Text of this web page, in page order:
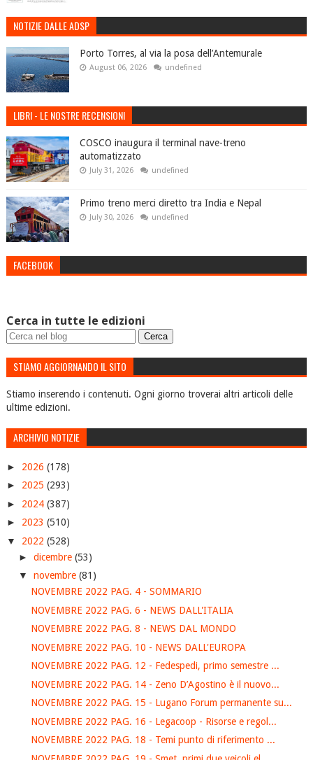
NOTIZIE DALLE ADSP
Porto Torres, al via la posa dell’Antemurale
August 06, 2026 undefined
LIBRI - LE NOSTRE RECENSIONI
COSCO inaugura il terminal nave-treno
automatizzato
July 31, 2026 undefined
Primo treno merci diretto tra India e Nepal
July 30, 2026 undefined
FACEBOOK
Cerca in tutte le edizioni
STIAMO AGGIORNANDO IL SITO
Stiamo inserendo i contenuti. Ogni giorno troverai altri articoli delle
ultime edizioni.
ARCHIVIO NOTIZIE
► 2026 (178)
► 2025 (293)
► 2024 (387)
► 2023 (510)
▼ 2022 (528)
► dicembre (53)
▼ novembre (81)
NOVEMBRE 2022 PAG. 4 - SOMMARIO
NOVEMBRE 2022 PAG. 6 - NEWS DALL'ITALIA
NOVEMBRE 2022 PAG. 8 - NEWS DAL MONDO
NOVEMBRE 2022 PAG. 10 - NEWS DALL'EUROPA
NOVEMBRE 2022 PAG. 12 - Fedespedi, primo semestre ...
NOVEMBRE 2022 PAG. 14 - Zeno D’Agostino è il nuovo...
NOVEMBRE 2022 PAG. 15 - Lugano Forum permanente su...
NOVEMBRE 2022 PAG. 16 - Legacoop - Risorse e regol...
NOVEMBRE 2022 PAG. 18 - Temi punto di riferimento ...